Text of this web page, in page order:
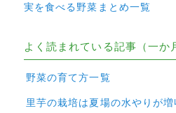
実を食べる野菜まとめ一覧
よく読まれている記事（一か
野菜の育て方一覧
里芋の栽培は夏場の水やりが増